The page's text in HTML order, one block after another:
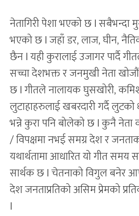
नेतागिरी पेशा भएको छ l सबैभन्दा
भएको छ l जहाँ डर, लाज, घीन,
छैन l यही कुरालाई उजागर पार्दै
सच्चा देशभक्त र जनमुखी नेता
छ l गीतले नालायक घुसखोरी,
लुटाहाहरुलाई खबरदारी गर्दै
भन्ने कुरा पनि बोलेको छ l कुनै नेता
/ विपक्षमा नभई समग्र देश र
यथार्थतामा आधारित यो गीत समय
सार्थक छ l चेतनाको विगुल बनेर
देश जनताप्रतिको असिम प्रेमको
l